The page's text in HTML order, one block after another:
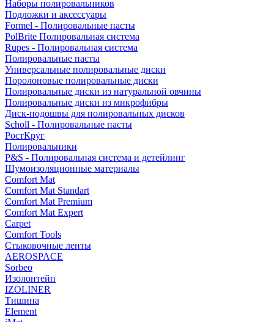
Наборы полировальников
Подложки и аксессуары
Formel - Полировальные пасты
PolBrite Полировальная система
Rupes - Полировальная система
Полировальные пасты
Универсальные полировальные диски
Поролоновые полировальные диски
Полировальные диски из натуральной овчины
Полировальные диски из микрофибры
Диск-подошвы для полировальных дисков
Scholl - Полировальные пасты
РостКруг
Полировальники
P&S - Полировальная система и детейлинг
Шумоизоляционные материалы
Comfort Mat
Comfort Mat Standart
Comfort Mat Premium
Comfort Mat Expert
Carpet
Comfort Tools
Стыковочные ленты
AEROSPACE
Sorbeo
Изолонтейп
IZOLINER
Тишина
Element